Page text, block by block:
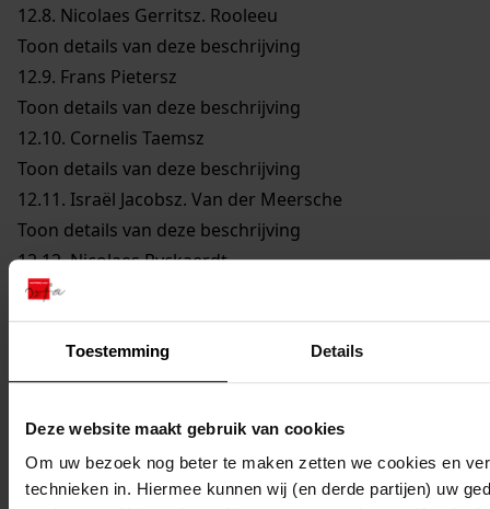
Toestemming Details
Deze website maakt gebruik van cookies
Om uw bezoek nog beter te maken zetten we cookies en
technieken in. Hiermee kunnen wij (en derde partijen) uw
12.8. Nicolaes Gerritsz. Rooleeu
Toon details van deze beschrijving
12.9. Frans Pietersz
Toon details van deze beschrijving
12.10. Cornelis Taemsz
Toon details van deze beschrijving
12.11. Israël Jacobsz. Van der Meersche
Toon details van deze beschrijving
12.12.Nicolaes Ryckaerdt
Toon details van deze beschrijving
12.13.Abraham van der Beecke
Toon details van deze beschrijving
12.14.Arent Thonissen
Ellert Jansz. Bregh
Toon details van deze beschrijving